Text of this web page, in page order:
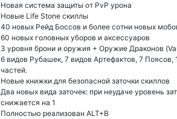
Новая система защиты от PvP урона
Новые Life Stone скиллы
40 новых Рейд Боссов и более сотни новых
60 новых головных уборов и аксессуаров
3 уровня брони и оружия + Оружие Драконов
6 видов Рубашек, 7 видов Артефактов, 7
частей.
Новые книжки для безопасной заточки скиллов
Два новых вида заточек: при неудаче уровень
снижается на 1
Полностью реализован ALT+B